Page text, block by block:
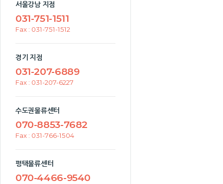
서울강남 지점
031-751-1511
Fax : 031-751-1512
경기 지점
031-207-6889
Fax : 031-207-6227
수도권물류센터
070-8853-7682
Fax : 031-766-1504
평택물류센터
070-4466-9540